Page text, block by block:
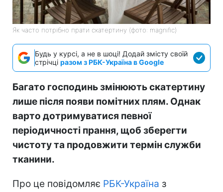
Як часто потрібно прати скатертину (фото: magnific)
Будь у курсі, а не в шоці! Додай змісту своїй
стрічці разом з РБК-Україна в Google
Багато господинь змінюють скатертину
лише після появи помітних плям. Однак
варто дотримуватися певної
періодичності прання, щоб зберегти
чистоту та продовжити термін служби
тканини.
Про це повідомляє РБК-Україна з